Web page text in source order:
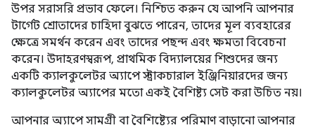
উপর সরাসরি প্রভাব ফেলে। নিশ্চিত করুন যে আপনি আপনার
টার্গেট শ্রোতাদের চাহিদা বুঝতে পারেন, তাদের মূল ব্যবহারের
ক্ষেত্রে সমর্থন করেন এবং তাদের পছন্দ এবং ক্ষমতা বিবেচনা
করেন। উদাহরণস্বরূপ, প্রাথমিক বিদ্যালয়ের শিশুদের জন্য
একটি ক্যালকুলেটর অ্যাপে স্ট্রাকচারাল ইঞ্জিনিয়ারদের জন্য
ক্যালকুলেটর অ্যাপের মতো একই বৈশিষ্ট্য সেট করা উচিত নয়।
আপনার অ্যাপে সামগ্রী বা বৈশিষ্ট্যের পরিমাণ বাড়ানো আপনার